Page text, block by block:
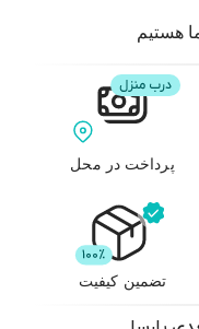
هستیم
پرداخت در محل
تضمین کیفیت